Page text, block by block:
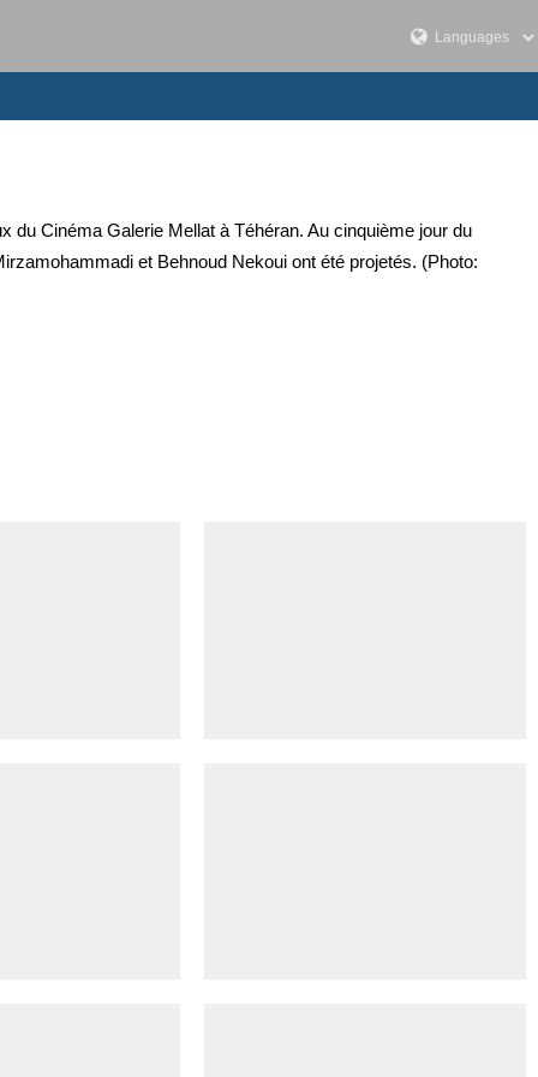
du Cinéma Galerie Mellat à Téhéran. Au cinquième jour du
et Behnoud Nekoui ont été projetés. (Photo: